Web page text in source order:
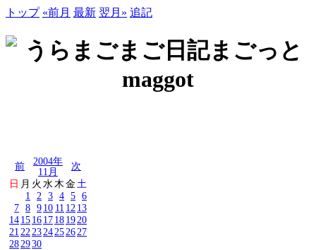
トップ «前月 最新 翌月» 追記
前
2004年
11月
次
日 月 火 水 木金 土
1
2 3 4 5 6
7 8 910 11 12 13
14151617181920
21 22 2324252627
282930